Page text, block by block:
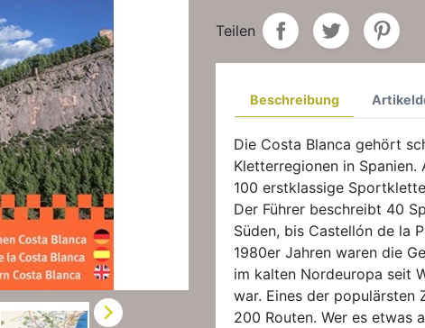

Teilen
Beschreibung
Die Costa Blanca gehört
Kletterregionen in
100 erstklassige
Der Führer beschreibt 40
Süden, bis Castellón de la
1980er Jahren waren die
im kalten Nordeuropa seit
war. Eines der populärsten
200 Routen. Wer es etwas